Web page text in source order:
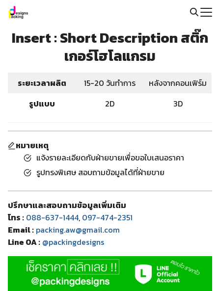
Skip
for:
Insert : Short Description สติ๊ก
เกอร์โฮโลแกรม
ระยะเวลาผลิต 15-20 วันทำการ
หลังจากคอนเฟิร์ม
รูปแบบ
2D 3D
หมายเหตุ
แจ้งรายละเอียดกับฝ่ายขายเพื่อขอใบเสนอราคา
รูปทรงพิเศษ สอบถามข้อมูลได้ที่ฝ่ายขาย
ปรึกษาและสอบถามข้อมูลเพิ่มเติม
โทร : 088-637-1444, 097-474-2351
Email : packing.aw@gmail.com
Line OA : @packingdesigns